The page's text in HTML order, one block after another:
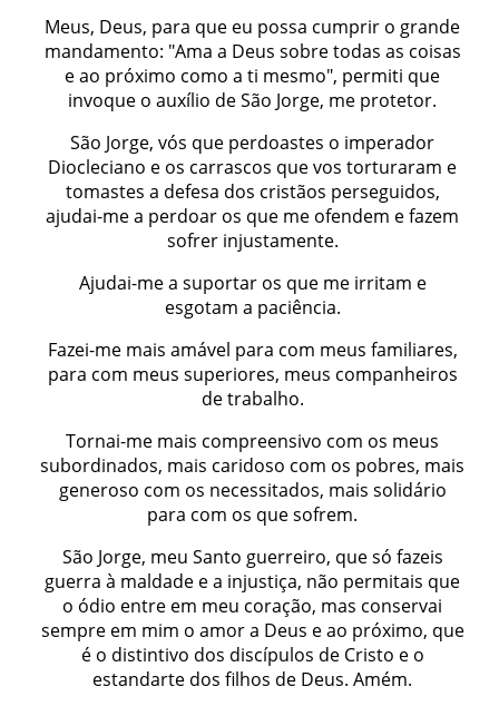
Meus, Deus, para que eu possa cumprir o grande
mandamento: "Ama a Deus sobre todas as coisas
e ao próximo como a ti mesmo", permiti que
invoque o auxílio de São Jorge, me protetor.
São Jorge, vós que perdoastes o imperador
Diocleciano e os carrascos que vos torturaram e
tomastes a defesa dos cristãos perseguidos,
ajudai-me a perdoar os que me ofendem e fazem
sofrer injustamente.
Ajudai-me a suportar os que me irritam e
esgotam a paciência.
Fazei-me mais amável para com meus familiares,
para com meus superiores, meus companheiros
de trabalho.
Tornai-me mais compreensivo com os meus
subordinados, mais caridoso com os pobres, mais
generoso com os necessitados, mais solidário
para com os que sofrem.
São Jorge, meu Santo guerreiro, que só fazeis
guerra à maldade e a injustiça, não permitais que
o ódio entre em meu coração, mas conservai
sempre em mim o amor a Deus e ao próximo, que
é o distintivo dos discípulos de Cristo e o
estandarte dos filhos de Deus. Amém.